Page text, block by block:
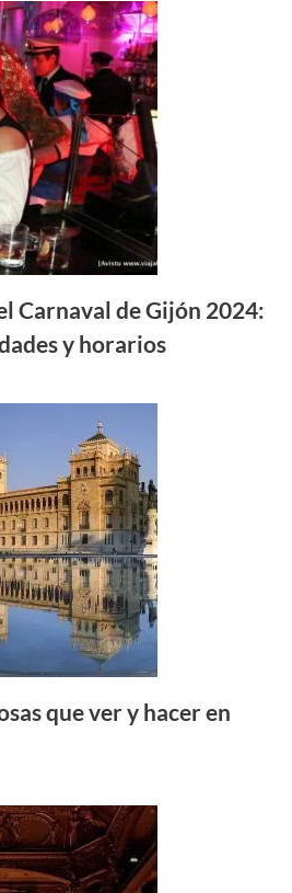
Carnaval de Gijón 2024:
y horarios
que ver y hacer en